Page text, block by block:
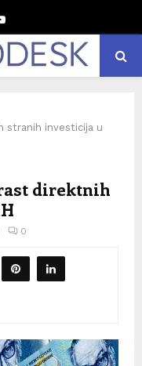
Youtube
stranih investicija u
direktnih
0